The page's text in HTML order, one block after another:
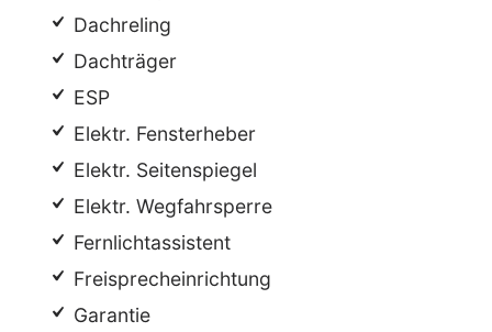
Dachreling
Dachträger
ESP
Elektr. Fensterheber
Elektr. Seitenspiegel
Elektr. Wegfahrsperre
Fernlichtassistent
Freisprecheinrichtung
Garantie